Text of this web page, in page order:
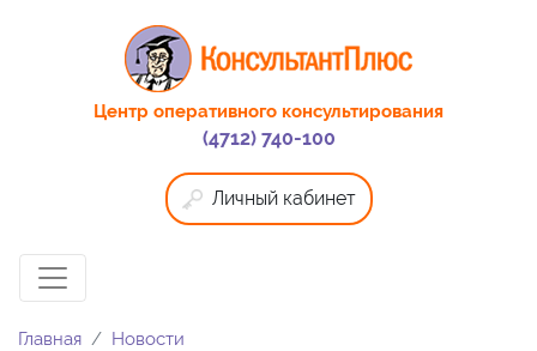
Центр оперативного консультирования
(4712) 740-100
Личный кабинет
Главная
Новости